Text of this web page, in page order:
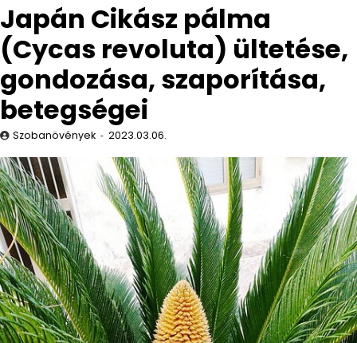
Japán Cikász pálma
(Cycas revoluta) ültetése,
gondozása, szaporítása,
betegségei
Szobanövények 2023.03.06.